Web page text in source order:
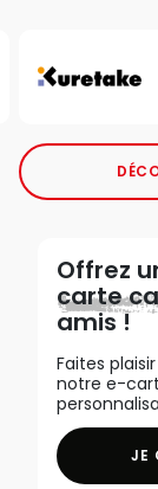
Offrez
carte
amis !
Faites
notre e-
JE